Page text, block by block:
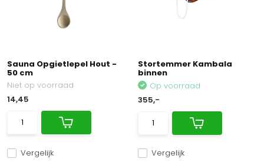
Sauna Opgietlepel Hout -
50 cm
Vergelijk
Niet op voorraad
14,45
Stortemmer Kambala
binnen
Vergelijk
Op voorraad
355,-